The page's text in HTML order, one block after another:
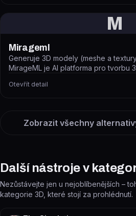
M
Mirageml
Generuje 3D modely (meshe a
MirageML je AI platforma pro tvorbu
Otevřít detail
Zobrazit všechny
Další nástroje v
Nezůstávejte jen u nejoblíbenějších –
kategorie 3D, které stojí za prohlédnutí.